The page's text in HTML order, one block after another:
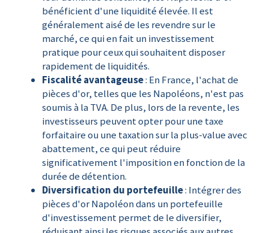
bénéficient d'une liquidité élevée. Il est
généralement aisé de les revendre sur le
marché, ce qui en fait un investissement
pratique pour ceux qui souhaitent disposer
rapidement de liquidités.
Fiscalité avantageuse: En France, l'achat de
pièces d'or, telles que les Napoléons, n'est pas
soumis à la TVA. De plus, lors de la revente, les
investisseurs peuvent opter pour une taxe
forfaitaire ou une taxation sur la plus-value avec
abattement, ce qui peut réduire
significativement l'imposition en fonction de la
durée de détention.
Diversification du portefeuille: Intégrer des
pièces d'or Napoléon dans un portefeuille
d'investissement permet de le diversifier,